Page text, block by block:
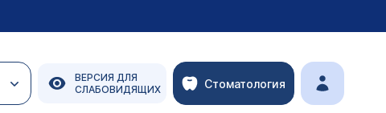
ВЕРСИЯ ДЛЯ
СЛАБОВИДЯЩИХ
Стоматология